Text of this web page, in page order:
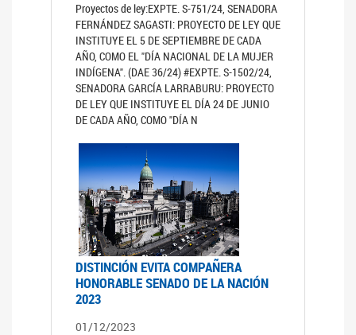
Proyectos de ley:EXPTE. S-751/24, SENADORA
FERNÁNDEZ SAGASTI: PROYECTO DE LEY QUE
INSTITUYE EL 5 DE SEPTIEMBRE DE CADA
AÑO, COMO EL "DÍA NACIONAL DE LA MUJER
INDÍGENA". (DAE 36/24) #EXPTE. S-1502/24,
SENADORA GARCÍA LARRABURU: PROYECTO
DE LEY QUE INSTITUYE EL DÍA 24 DE JUNIO
DE CADA AÑO, COMO "DÍA N
DISTINCIÓN EVITA COMPAÑERA
HONORABLE SENADO DE LA NACIÓN
2023
01/12/2023